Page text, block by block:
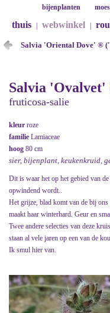
bijenplanten
thuis webwinkel
Salvia 'Oriental Dove' ®
Salvia
fruticosa-salie
kleur roze
familie Lamiaceae
hoog 80 cm
sier, bijenplant, keukenkruid,
Dit is waar het op het gebied van
opwindend wordt..
Het grijze, blad komt van de bij
maakt haar winterhard. Geur en
Twee andere selecties van deze
staan al vele jaren op een van de
Ik smul hier van.